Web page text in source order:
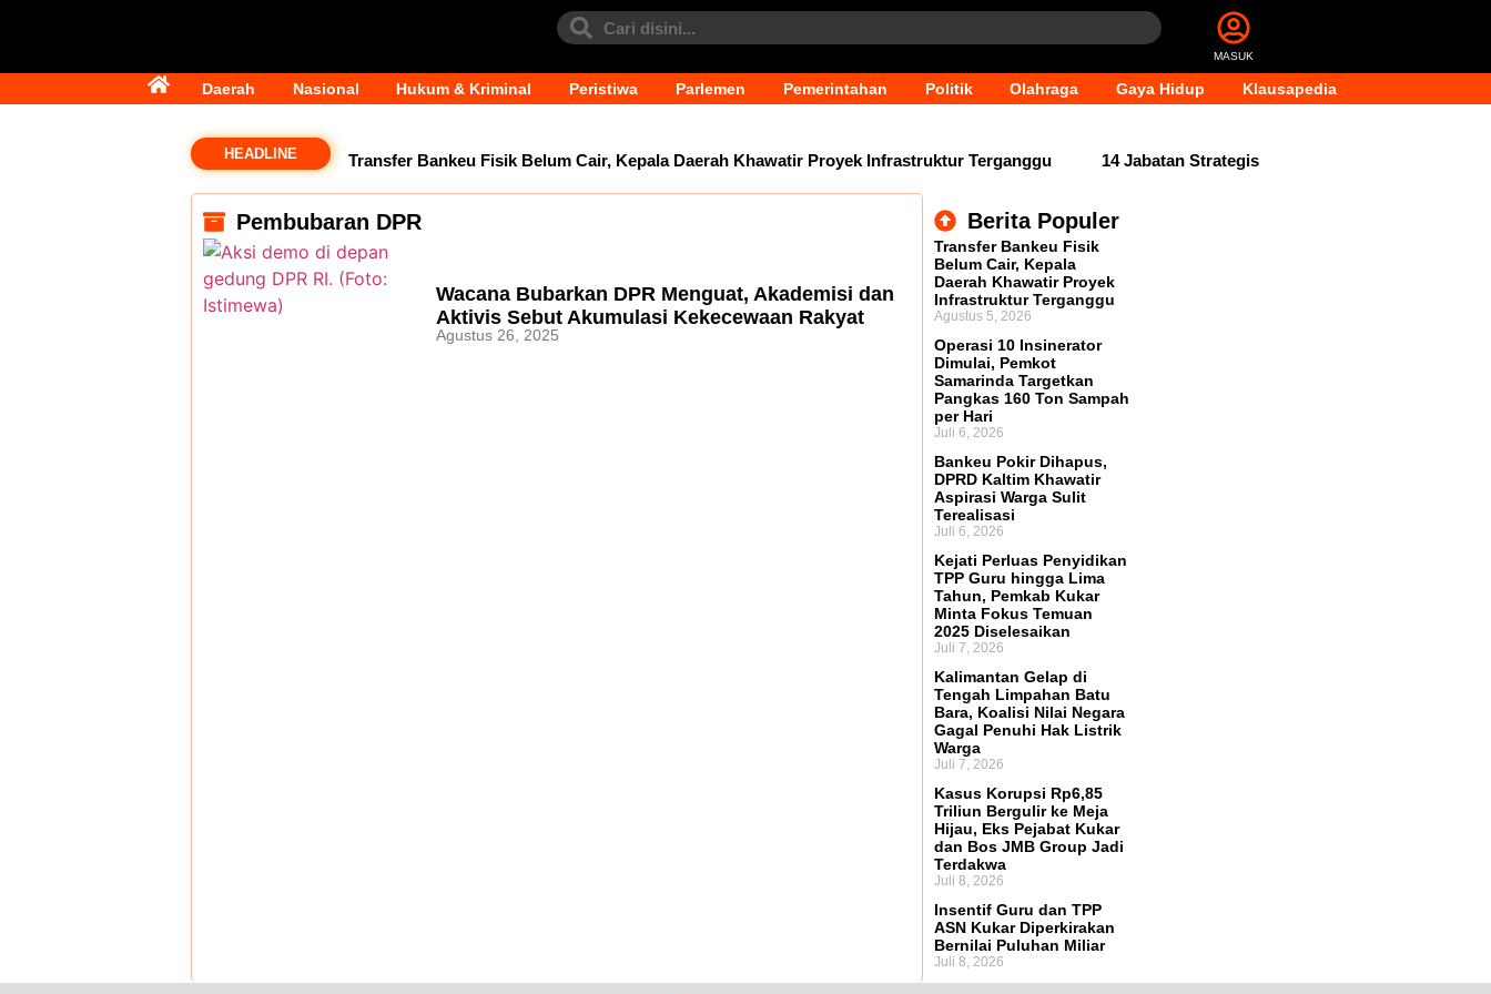
MASUK
Daerah Nasional Hukum & Kriminal Peristiwa Parlemen Pemerintahan Politik Olahraga Gaya Hidup Klausapedia
HEADLINE Transfer Bankeu Fisik Belum Cair, Kepala Daerah Khawatir Proyek Infrastruktur Terganggu 14 Jabatan Strategis
Miliar per Tahun, Pemkot Samarinda Tegaskan Retribusi untuk Menjaga Layanan Tetap Berjalan
Perjuangan Tambahan TKD Harus Ditopang Kajian Akademik, Bukan Sekadar Kesepakatan Politik
Angket terhadap Gubernur Kaltim Belum Dijadwalkan Ulang, DPRD Masih Tunggu Proses Administrasi PAW
Pembubaran DPR
Wacana Bubarkan DPR Menguat, Akademisi dan
Aktivis Sebut Akumulasi Kekecewaan Rakyat
Agustus 26, 2025
Berita Populer
Transfer Bankeu Fisik
Belum Cair, Kepala
Daerah Khawatir Proyek
Infrastruktur Terganggu
Agustus 5, 2026
Operasi 10 Insinerator
Dimulai, Pemkot
Samarinda Targetkan
Pangkas 160 Ton Sampah
per Hari
Juli 6, 2026
Bankeu Pokir Dihapus,
DPRD Kaltim Khawatir
Aspirasi Warga Sulit
Terealisasi
Juli 6, 2026
Kejati Perluas Penyidikan
TPP Guru hingga Lima
Tahun, Pemkab Kukar
Minta Fokus Temuan
2025 Diselesaikan
Juli 7, 2026
Kalimantan Gelap di
Tengah Limpahan Batu
Bara, Koalisi Nilai Negara
Gagal Penuhi Hak Listrik
Warga
Juli 7, 2026
Kasus Korupsi Rp6,85
Triliun Bergulir ke Meja
Hijau, Eks Pejabat Kukar
dan Bos JMB Group Jadi
Terdakwa
Juli 8, 2026
Insentif Guru dan TPP
ASN Kukar Diperkirakan
Bernilai Puluhan Miliar
Juli 8, 2026